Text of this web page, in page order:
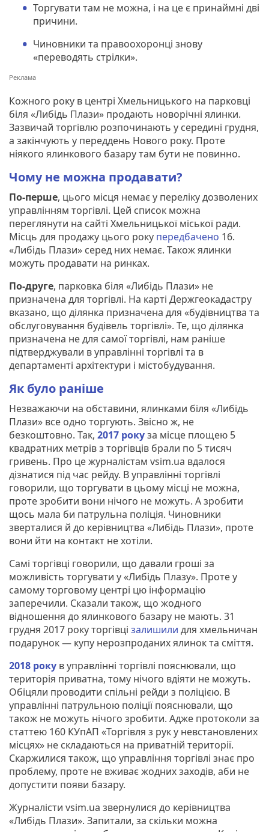
Торгувати там не можна, і на це є принаймні дві
причини.
Чиновники та правоохоронці знову
«переводять стрілки».
Кожного року в центрі Хмельницького на парковці
біля «Либідь Плази» продають новорічні ялинки.
Зазвичай торгівлю розпочинають у середині грудня,
а закінчують у переддень Нового року. Проте
ніякого ялинкового базару там бути не повинно.
Чому не можна продавати?
По-перше, цього місця немає у переліку дозволених
управлінням торгівлі. Цей список можна
переглянути на сайті Хмельницької міської ради.
Місць для продажу цього року передбачено 16.
«Либідь Плази» серед них немає. Також ялинки
можуть продавати на ринках.
По-друге, парковка біля «Либідь Плази» не
призначена для торгівлі. На карті Держгеокадастру
вказано, що ділянка призначена для «будівництва та
обслуговування будівель торгівлі». Те, що ділянка
призначена не для самої торгівлі, нам раніше
підтверджували в управлінні торгівлі та в
департаменті архітектури і містобудування.
Як було раніше
Незважаючи на обставини, ялинками біля «Либідь
Плази» все одно торгують. Звісно ж, не
безкоштовно. Так, 2017 рокуза місце площею 5
квадратних метрів з торгівців брали по 5 тисяч
гривень. Про це журналістам vsim.ua вдалося
дізнатися під час рейду. В управлінні торгівлі
говорили, що торгувати в цьому місці не можна,
проте зробити вони нічого не можуть. А зробити
щось мала би патрульна поліція. Чиновники
зверталися й до керівництва «Либідь Плази», проте
вони йти на контакт не хотіли.
Самі торгівці говорили, що давали гроші за
можливість торгувати у «Либідь Плазу». Проте у
самому торговому центрі цю інформацію
заперечили. Сказали також, що жодного
відношення до ялинкового базару не мають. 31
грудня 2017 року торгівці залишили для хмельничан
подарунок — купу нерозпроданих ялинок та сміття.
2018 року в управлінні торгівлі пояснювали, що
територія приватна, тому нічого вдіяти не можуть.
Обіцяли проводити спільні рейди з поліцією. В
управлінні патрульною поліції пояснювали, що
також не можуть нічого зробити. Адже протоколи за
статтею 160 КУпАП «Торгівля з рук у невстановлених
місцях» не складаються на приватній території.
Скаржилися також, що управління торгівлі знає про
проблему, проте не вживає жодних заходів, аби не
допустити появи базару.
Журналісти vsim.ua звернулися до керівництва
«Либідь Плази». Запитали, за скільки можна